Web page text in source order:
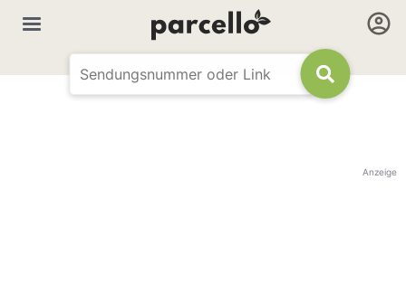
Anzeige